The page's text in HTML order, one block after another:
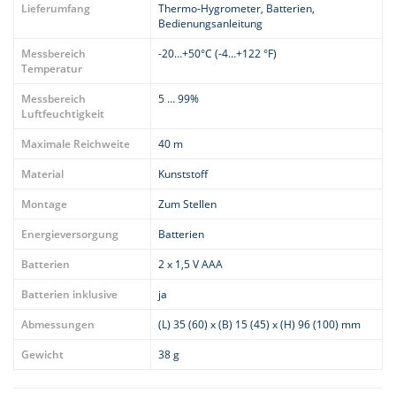
Lieferumfang
Thermo-Hygrometer, Batterien,
Bedienungsanleitung
Messbereich
Temperatur
-20…+50°C (-4…+122 °F)
Messbereich
Luftfeuchtigkeit
5 … 99%
Maximale Reichweite
40 m
Material
Kunststoff
Montage
Zum Stellen
Energieversorgung
Batterien
Batterien
2 x 1,5 V AAA
Batterien inklusive
ja
Abmessungen
(L) 35 (60) x (B) 15 (45) x (H) 96 (100) mm
Gewicht
38 g